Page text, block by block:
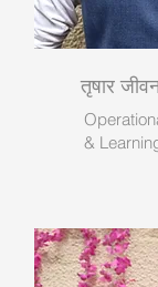
तृषार
&